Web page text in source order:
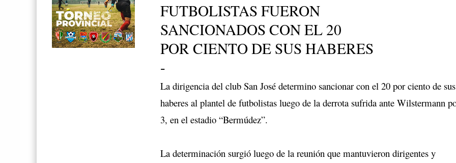
FUTBOLISTAS FUERON
SANCIONADOS CON EL 20
POR CIENTO DE SUS HABERES
-
La dirigencia del club San José determino sancionar con el 20 por ciento de sus
haberes al plantel de futbolistas luego de la derrota sufrida ante Wilstermann
3, en el estadio “Bermúdez”.
La determinación surgió luego de la reunión que mantuvieron dirigentes y